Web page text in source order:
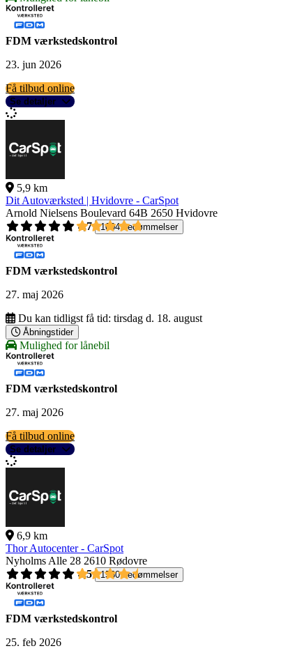
FDM værkstedskontrol
23. jun 2026
Få tilbud online
Se detaljer
5,9 km
Dit Autoværksted | Hvidovre - CarSpot
Arnold Nielsens Boulevard 64B 2650 Hvidovre
4,7
1004 bedømmelser
FDM værkstedskontrol
27. maj 2026
Du kan tidligst få tid: tirsdag d. 18. august
Åbningstider
Mulighed for lånebil
FDM værkstedskontrol
27. maj 2026
Få tilbud online
Se detaljer
6,9 km
Thor Autocenter - CarSpot
Nyholms Alle 28 2610 Rødovre
4,5
1560 bedømmelser
FDM værkstedskontrol
25. feb 2026